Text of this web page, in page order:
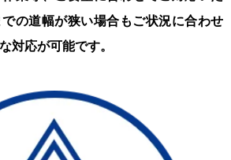
の道幅が狭い場合もご状況に合わせ
対応が可能です。